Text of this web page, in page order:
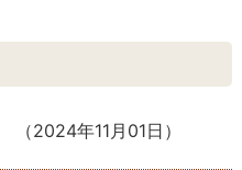
（2024年11月01日 ）